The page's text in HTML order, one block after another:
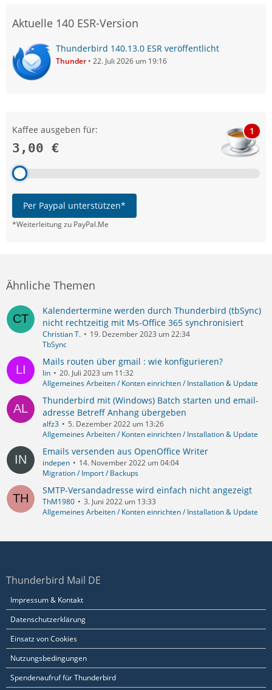
Aktuelle 140 ESR-Version
Thunderbird 140.13.0 ESR veröffentlicht
Thunder 22. Juli 2026 um 19:16
Kaffee ausgeben für:
3,00 €
1
Per Paypal unterstützen*
*Weiterleitung zu PayPal.Me
Ähnliche Themen
Kalendertermine werden durch Thunderbird (tbSync)
nicht rechtzeitig mit Ms-Office 365 synchronisiert
Christian T.
19. Dezember 2023 um 22:34
TbSync
Mails routen über gmail : wie konfigurieren?
lin
20. Juli 2023 um 11:32
Allgemeines Arbeiten / Konten einrichten / Installation & Update
Thunderbird mit (Windows) Batch starten und email-
adresse Betreff Anhang übergeben
alfz3
5. Dezember 2022 um 13:26
Allgemeines Arbeiten / Konten einrichten / Installation & Update
Emails versenden aus OpenOffice Writer
indepen
14. November 2022 um 04:04
Migration / Import / Backups
SMTP-Versandadresse wird einfach nicht angezeigt
ThM1980
3. Juni 2022 um 13:33
Allgemeines Arbeiten / Konten einrichten / Installation & Update
Thunderbird Mail DE
Impressum & Kontakt
Datenschutzerklärung
Einsatz von Cookies
Nutzungsbedingungen
Spendenaufruf für Thunderbird